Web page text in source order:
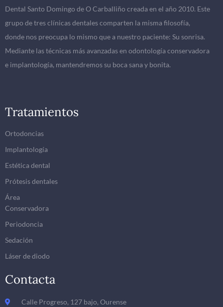
Dental Santo Domingo de O Carballiño creada en el año 2010. Este
grupo de tres clínicas dentales comparten la misma filosofía,
donde nos preocupa lo mismo que a nuestro paciente: Su sonrisa.
Mediante las técnicas más avanzadas en odontología conservadora
e implantología, mantendremos su boca sana y bonita.
Tratamientos
Ortodoncias
Implantología
Estética dental
Prótesis dentales
Área
Conservadora
Periodoncia
Sedación
Láser de diodo
Contacta
Calle Progreso, 127 bajo, Ourense